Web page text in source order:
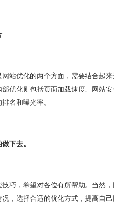
站优化的两个方面，需要结合起
部优化则包括页面加载速度、网站
名和曝光率。
下去。
技巧，希望对各位有所帮助。当然
，选择合适的优化方式，提高自己